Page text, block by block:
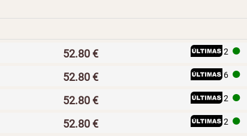
52.80 € I2 H
52.80 € I6 H
52.80 € I2 H
52.80 € I2 H